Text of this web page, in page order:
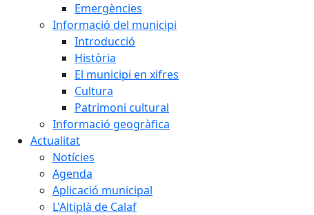
Emergències
Informació del municipi
Introducció
Història
El municipi en xifres
Cultura
Patrimoni cultural
Informació geogràfica
Actualitat
Notícies
Agenda
Aplicació municipal
L'Altiplà de Calaf